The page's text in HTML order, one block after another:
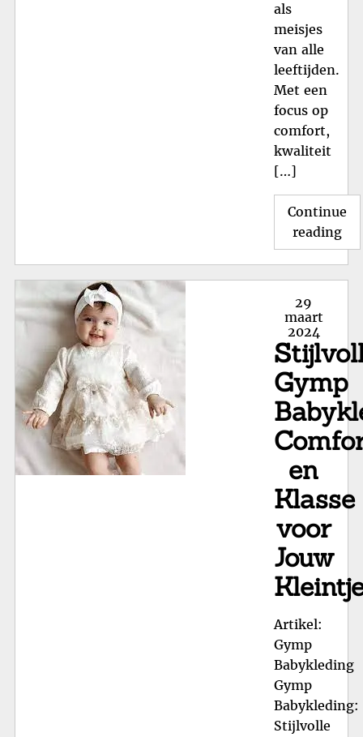
als
meisjes
van alle
leeftijden.
Met een
focus op
comfort,
kwaliteit
[…]
Continue
reading
en
Posted
on
29
maart
2024
Gymp
en
Klasse
voor
Jouw
Artikel:
Gymp
Babykleding
Gymp
Babykleding:
Stijlvolle